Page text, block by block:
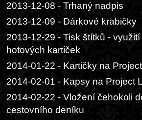
2013-12-08 - Trhaný nadpis
2013-12-09 - Dárkové krabičky
2013-12-29 - Tisk štítků -
hotových kartiček
2014-01-22 - Kartičky na
2014-02-01 - Kapsy na Project
2014-02-22 - Vložení čehokoli
cestovního deníku